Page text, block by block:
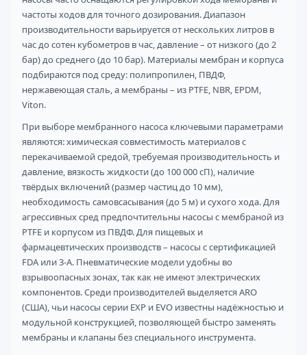
частоты ходов для точного дозирования. Диапазон
производительности варьируется от нескольких литров в
час до сотен кубометров в час, давление – от низкого (до 2
бар) до среднего (до 10 бар). Материалы мембран и корпуса
подбираются под среду: полипропилен, ПВДФ,
нержавеющая сталь, а мембраны – из PTFE, NBR, EPDM,
Viton.
При выборе мембранного насоса ключевыми параметрами
являются: химическая совместимость материалов с
перекачиваемой средой, требуемая производительность и
давление, вязкость жидкости (до 100 000 сП), наличие
твёрдых включений (размер частиц до 10 мм),
необходимость самовсасывания (до 5 м) и сухого хода. Для
агрессивных сред предпочтительны насосы с мембраной из
PTFE и корпусом из ПВДФ. Для пищевых и
фармацевтических производств – насосы с сертификацией
FDA или 3-A. Пневматические модели удобны во
взрывоопасных зонах, так как не имеют электрических
компонентов. Среди производителей выделяется ARO
(США), чьи насосы серии EXP и EVO известны надёжностью и
модульной конструкцией, позволяющей быстро заменять
мембраны и клапаны без специального инструмента.